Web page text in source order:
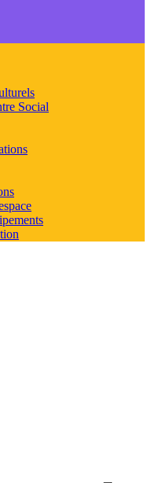
Social